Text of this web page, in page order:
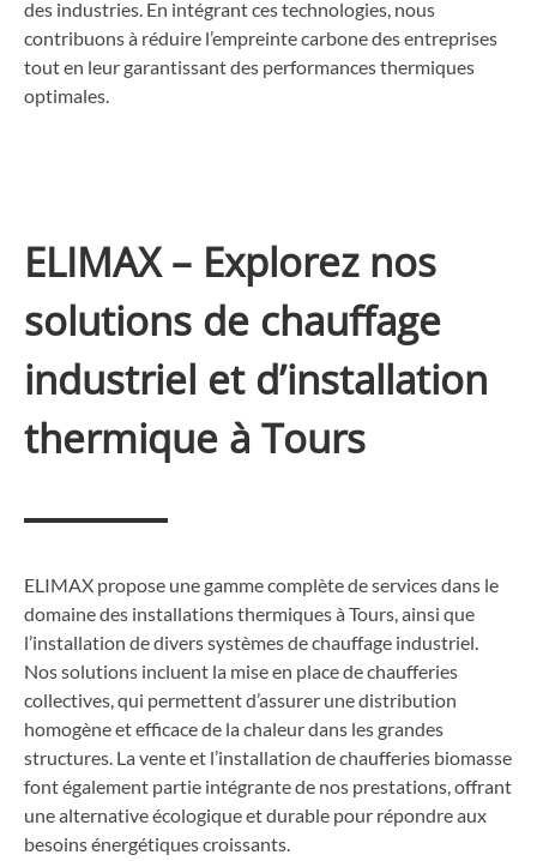
des industries. En intégrant ces technologies, nous
contribuons à réduire l’empreinte carbone des entreprises
tout en leur garantissant des performances thermiques
optimales.
ELIMAX – Explorez nos
solutions de chauffage
industriel et d’installation
thermique à Tours
ELIMAX propose une gamme complète de services dans le
domaine des installations thermiques à Tours, ainsi que
l’installation de divers systèmes de chauffage industriel.
Nos solutions incluent la mise en place de chaufferies
collectives, qui permettent d’assurer une distribution
homogène et efficace de la chaleur dans les grandes
structures. La vente et l’installation de chaufferies biomasse
font également partie intégrante de nos prestations, offrant
une alternative écologique et durable pour répondre aux
besoins énergétiques croissants.